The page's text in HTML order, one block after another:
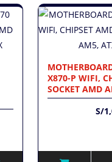
X870-P WIFI,
SOCKET AMD
S/